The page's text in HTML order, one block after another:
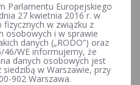
Gminy Świeszyno w okręgu
dzień 2 lutego 2025 r.
Gminy Białogard w okręgu
dzień 2 lutego 2025 r.
Parlamentu Europejskiego
27 kwietnia 2016 r. w
w związku z
osobowych i w sprawie
danych („RODO”) oraz
46/WE informujemy, że
danych osobowych jest
w Warszawie, przy
902 Warszawa.